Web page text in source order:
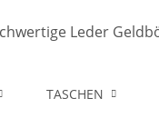
TASCHEN